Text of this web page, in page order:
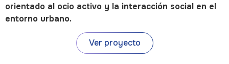
orientado al ocio activo y la interacción social en el
entorno urbano.
Ver proyecto